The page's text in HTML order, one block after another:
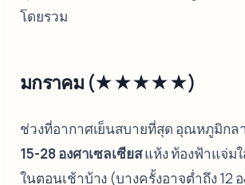
โดยรวม
มกราคม (★★★★★)
ช่วงที่อากาศเย็นสบายที่สุด อุณหภูมิกล
15-28 องศาเซลเซียสแห้ง ท้องฟ้าแจ่ม
ในตอนเช้าบ้าง (บางครั้งอาจต่ำถึง 12